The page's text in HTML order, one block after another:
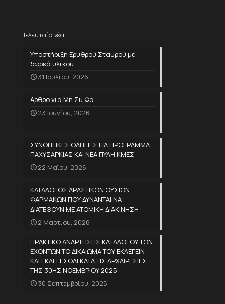
Τελευταία νέα
Υποστήριξη Ερυθρού Σταυρού με
δωρεά υλικού
31 Ιουλίου, 2026
Άρθρο για Μη.Συ.Φα.
23 Ιουνίου, 2026
ΣΥΝΟΠΤΙΚΕΣ ΟΔΗΓΙΕΣ ΓΙΑ ΠΡΟΓΡΑΜΜΑ
ΠΑΧΥΣΑΡΚΙΑΣ ΚΑΙ ΝΕΑ ΠΥΛΗ ΚΜΕΣ
22 Μαΐου, 2026
ΚΑΤΑΛΟΓΟΣ ΔΡΑΣΤΙΚΩΝ ΟΥΣΙΩΝ
ΦΑΡΜΑΚΩΝ ΠΟΥ ΔΥΝΑΝΤΑΙ ΝΑ
ΔΙΑΤΕΘΟΥΝ ΜΕ ΑΤΟΜΙΚΗ ΔΙΑΚΙΝΗΣΗ
2 Μαρτίου, 2026
ΠΡΑΚΤΙΚΟ ΑΝΑΡΤΗΣΗΣ ΚΑΤΑΛΟΓΟΥ ΤΩΝ
ΕΧΟΝΤΩΝ ΤΟ ΔΙΚΑΙΩΜΑ ΤΟΥ ΕΚΛΕΓΕΙΝ
ΚΑΙ ΕΚΛΕΓΕΣΘΑΙ ΚΑΤΑ ΤΙΣ ΑΡΧΑΙΡΕΣΙΕΣ
ΤΗΣ 30ΗΣ ΝΟΕΜΒΡΙΟΥ 2025
30 Σεπτεμβρίου, 2025